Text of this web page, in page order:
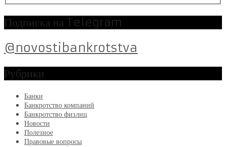
Подписка на Telegram
@novostibankrotstva
Рубрики
Банки
Банкротство компаний
Банкротство физлиц
Новости
Полезное
Правовые вопросы